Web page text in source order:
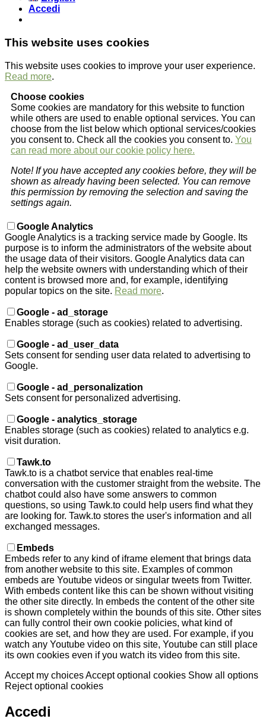
Accedi
This website uses cookies
This website uses cookies to improve your user experience.
Read more.
Choose cookies
Some cookies are mandatory for this website to function
while others are used to enable optional services. You can
choose from the list below which optional services/cookies
you consent to. Check all the cookies you consent to. You
can read more about our cookie policy here.
Note! If you have accepted any cookies before, they will be
shown as already having been selected. You can remove
this permission by removing the selection and saving the
settings again.
Google Analytics
Google Analytics is a tracking service made by Google. Its
purpose is to inform the administrators of the website about
the usage data of their visitors. Google Analytics data can
help the website owners with understanding which of their
content is browsed more and, for example, identifying
popular topics on the site. Read more.
Google - ad_storage
Enables storage (such as cookies) related to advertising.
Google - ad_user_data
Sets consent for sending user data related to advertising to
Google.
Google - ad_personalization
Sets consent for personalized advertising.
Google - analytics_storage
Enables storage (such as cookies) related to analytics e.g.
visit duration.
Tawk.to
Tawk.to is a chatbot service that enables real-time
conversation with the customer straight from the website. The
chatbot could also have some answers to common
questions, so using Tawk.to could help users find what they
are looking for. Tawk.to stores the user's information and all
exchanged messages.
Embeds
Embeds refer to any kind of iframe element that brings data
from another website to this site. Examples of common
embeds are Youtube videos or singular tweets from Twitter.
With embeds content like this can be shown without visiting
the other site directly. In embeds the content of the other site
is shown completely within the bounds of this site. Other sites
can fully control their own cookie policies, what kind of
cookies are set, and how they are used. For example, if you
watch any Youtube video on this site, Youtube can still place
its own cookies even if you watch its video from this site.
Accept my choicesAccept optional cookies Show all options
Reject optional cookies
Accedi